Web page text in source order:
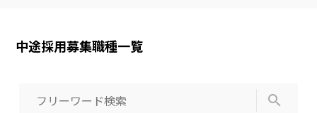
中途採用募集職種一覧